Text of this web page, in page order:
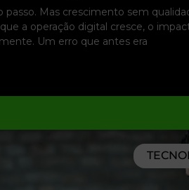
passo. Mas crescimento sem
a operação digital cresce, o
Um erro que antes era